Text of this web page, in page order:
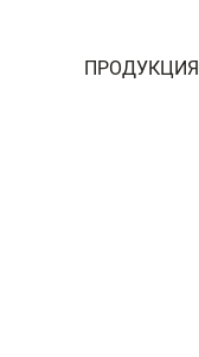
ПРОДУКЦИЯ